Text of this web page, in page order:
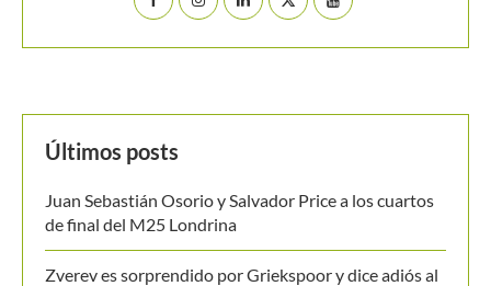
Últimos posts
Juan Sebastián Osorio y Salvador Price a los cuartos
de final del M25 Londrina
Zverev es sorprendido por Griekspoor y dice adiós al